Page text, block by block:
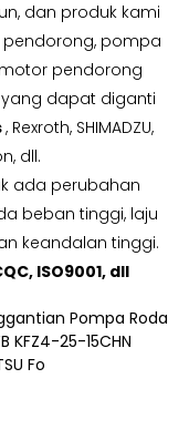
dan produk kami
pompa
pendorong
yang dapat diganti
, Rexroth, SHIMADZU,
dll.
ada perubahan
beban tinggi, laju
keandalan tinggi.
ISO9001, dll